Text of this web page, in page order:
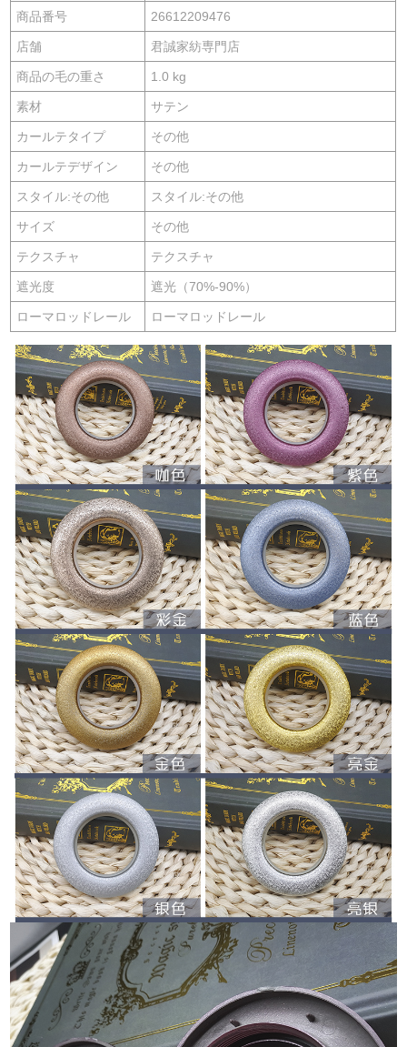
商品番号 26612209476
店舗 君誠家紡専門店
商品の毛の重さ 1.0 kg
素材 サテン
カールテタイプ その他
カールテデザイン その他
スタイル:その他 スタイル:その他
サイズ その他
テクスチャ テクスチャ
遮光度 遮光（70%-90%）
ローマロッドレール ローマロッドレール